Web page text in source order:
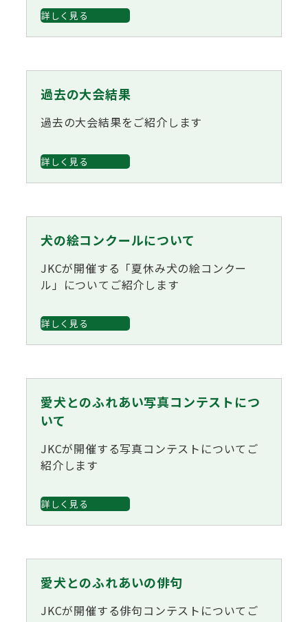
詳しく見る
過去の大会結果
過去の大会結果をご紹介します
詳しく見る
犬の絵コンクールについて
JKCが開催する「夏休み犬の絵コンクー
ル」についてご紹介します
詳しく見る
愛犬とのふれあい写真コンテストにつ
いて
JKCが開催する写真コンテストについてご
紹介します
詳しく見る
愛犬とのふれあいの俳句
JKCが開催する俳句コンテストについてご